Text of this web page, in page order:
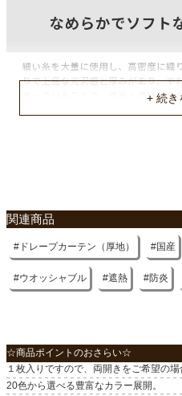
なし
なし
1枚（両開きの場合は２個でご注
付属
共布タッセル1枚
機能
形状記憶、防炎、遮熱
関連商品
ドレープカーテン（厚地） 国産
ウオッシャブル 遮熱 防炎
☆商品ポイントのおさらい☆
１枚入りですので、両開きをご希望の
20色から選べる豊富なカラー展開。